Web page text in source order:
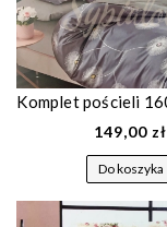
149,00 zł
Do koszyka